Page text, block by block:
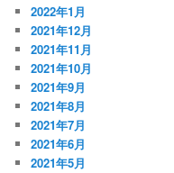
2022年1月
2021年12月
2021年11月
2021年10月
2021年9月
2021年8月
2021年7月
2021年6月
2021年5月